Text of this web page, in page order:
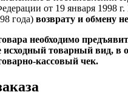
от 19 января 1998
года) возврату и обмену
необходимо
исходный товарный вид, в
кассовый чек.